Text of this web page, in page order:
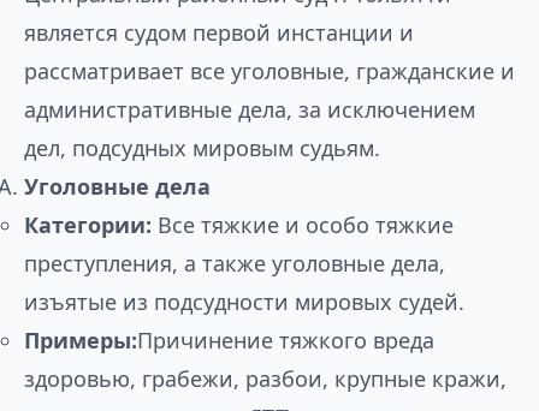
является судом первой инстанции и
рассматривает все уголовные, гражданские и
административные дела, за исключением
дел, подсудных мировым судьям.
Уголовные дела
Категории: Все тяжкие и особо тяжкие
преступления, а также уголовные дела,
изъятые из подсудности мировых судей.
Примеры:Причинение тяжкого вреда
здоровью, грабежи, разбои, крупные кражи,